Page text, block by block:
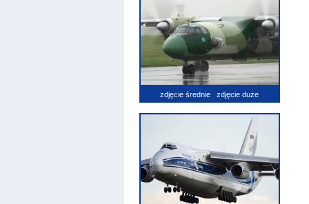
zdjęcie średnie zdjęcie duże